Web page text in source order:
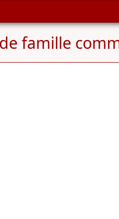
famille